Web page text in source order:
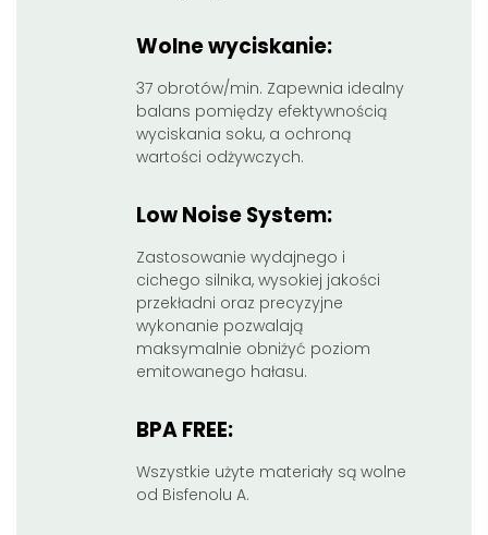
Wolne wyciskanie:
37 obrotów/min. Zapewnia idealny
balans pomiędzy efektywnością
wyciskania soku, a ochroną
wartości odżywczych.
Low Noise System:
Zastosowanie wydajnego i
cichego silnika, wysokiej jakości
przekładni oraz precyzyjne
wykonanie pozwalają
maksymalnie obniżyć poziom
emitowanego hałasu.
BPA FREE:
Wszystkie użyte materiały są wolne
od Bisfenolu A.